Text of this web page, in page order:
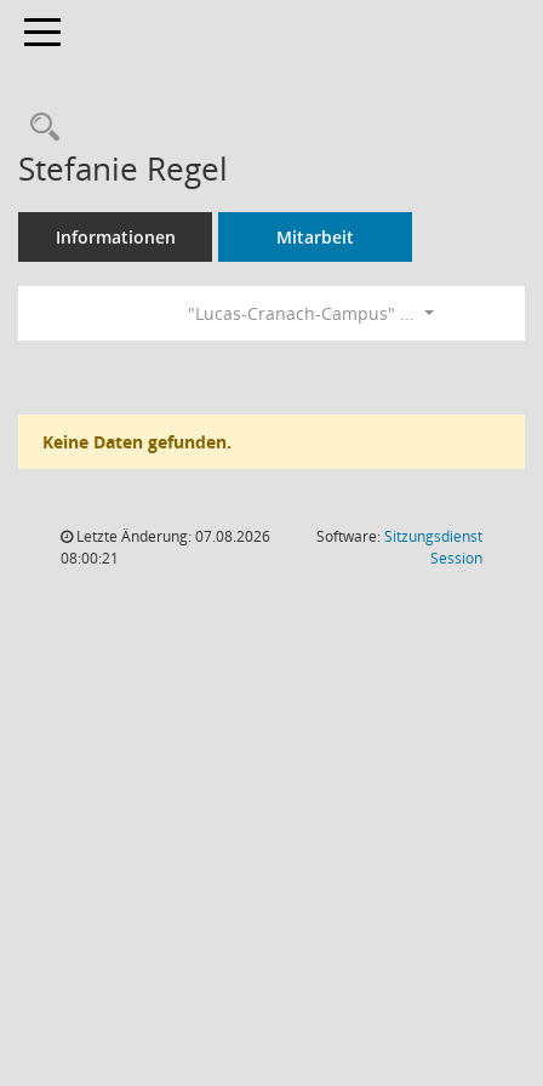
Toggle navigation
Rechercheauswahl
Stefanie Regel
Informationen Mitarbeit
"Lucas-Cranach-Campus" ...
Keine Daten gefunden.
Letzte Änderung: 07.08.2026
08:00:21
Software:Sitzungsdienst
Session(Wird in